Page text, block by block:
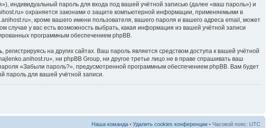
индивидуальный пароль для входа под вашей учётной записью (далее «ваш пароль») и
охраняется законами о защите компьютерной информации, применяемыми в
кроме вашего имени пользователя, вашего пароля и вашего адреса email, может
у вас есть возможность выбрать, какая информация из вашей учётной записи
программным обеспечением phpBB.
на других сайтах. Ваш пароль является средством доступа к вашей учётной
ни phpBB Group, ни другое третье лицо не в праве спрашивать ваш
«Забыли пароль?», предусмотренной программным обеспечением phpBB. Вам будет
пароль для вашей учётной записи.
Наша команда • Удалить cookies конференции • Часовой пояс: UTC